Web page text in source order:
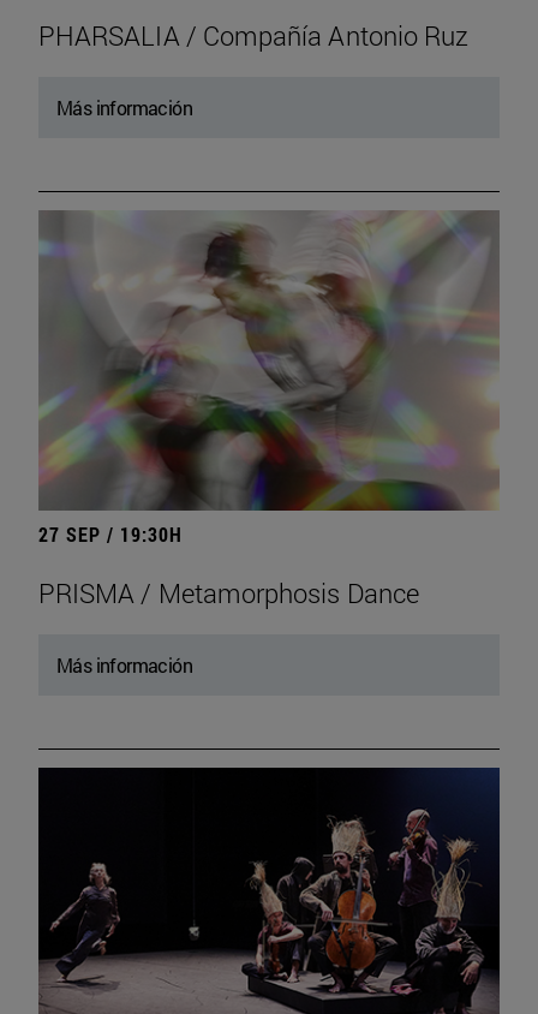
PHARSALIA / Compañía Antonio Ruz
Más información
27 SEP / 19:30H
PRISMA / Metamorphosis Dance
Más información